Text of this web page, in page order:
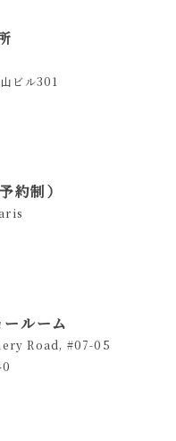
ビル301
約制）
ルーム
Road, #07-05